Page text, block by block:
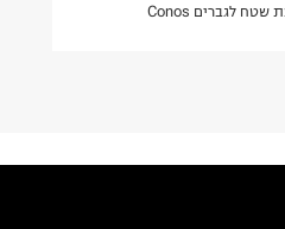
נעלי טיולים וריצת שטח לגברים Conos